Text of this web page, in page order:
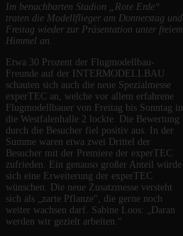
Im benachbarten Stadion „Rote Erde“
traten die Modellflieger am Donnerstag und
Freitag wieder zur Präsentation unter freiem
Himmel an.
Etwa 30 Prozent der Flugmodellbau-
Freunde auf der INTERMODELLBAU
schauten sich auch die neue Spezialmesse
experTEC an, welche vor allem erfahrene
Flugmodellbauer von Freitag bis Sonntag in
die Westfalenhalle 2 lockte. Die Bewertung
durch die Besucher fiel positiv aus. In der
Summe waren etwa zwei Drittel der
Besucher mit der Premiere der experTEC
zufrieden. Ein genauso großer Anteil würde
sich eine Erweiterung der experTEC
wünschen. Die neue Zusatzmesse versteht
sich als „zarte Pflanze“, die gerne noch
weiter wachsen darf. Sabine Loos: „Daran
werden wir gezielt arbeiten.“